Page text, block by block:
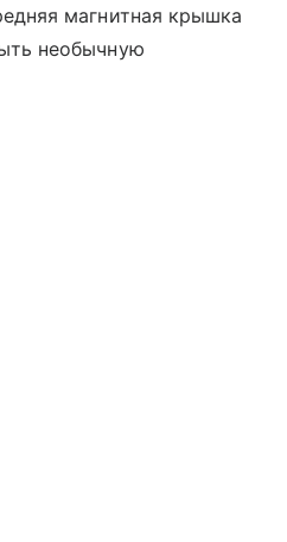
магнитная крышка
необычную